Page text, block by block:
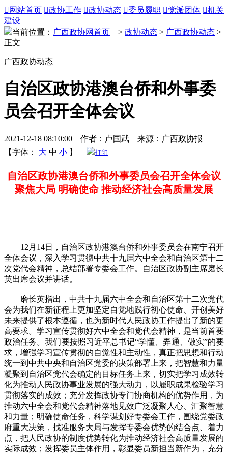
 网站首页 政协工作 政协动态 委员履职 党派团体 机关
建设
当前位置： 广西政协网首页 > 政协动态 > 广西政协动态 >
正文
广西政协动态
自治区政协港澳台侨和外事委
员会召开全体会议
2021-12-18 08:10:00 作者：卢国武 来源：广西政协报
【字体：
大 中 小 】 打印
自治区政协港澳台侨和外事委员会召开全体会议
聚焦大局 明确使命 推动经济社会高质量发展
12月14日，自治区政协港澳台侨和外事委员会在南宁召开
全体会议，深入学习贯彻中共十九届六中全会和自治区第十二
次党代会精神，总结部署专委会工作。自治区政协副主席磨长
英出席会议并讲话。
磨长英指出，中共十九届六中全会和自治区第十二次党代
会为我们在新征程上更加坚定自觉地践行初心使命、开创美好
未来提供了根本遵循，也为新时代人民政协工作提出了新的更
高要求。学习宣传贯彻好六中全会和党代会精神，是当前首要
政治任务。我们要按照习近平总书记“学懂、弄通、做实”的要
求，增强学习宣传贯彻的自觉性和主动性，真正把思想和行动
统一到中共中央和自治区党委的决策部署上来，把智慧和力量
凝聚到自治区党代会确定的目标任务上来，切实把学习成效转
化为推动人民政协事业发展的强大动力，以履职成果检验学习
贯彻落实的成效；充分发挥政协专门协商机构的优势作用，为
推动六中全会和党代会精神落地见效广泛凝聚人心、汇聚智慧
和力量；明确使命任务，科学谋划好专委会工作，围绕党委政
府重大决策，找准服务大局与发挥专委会优势的结合点、着力
点，把人民政协的制度优势转化为推动经济社会高质量发展的
实际成效；发挥委员主体作用，彰显委员新担当新作为，充分